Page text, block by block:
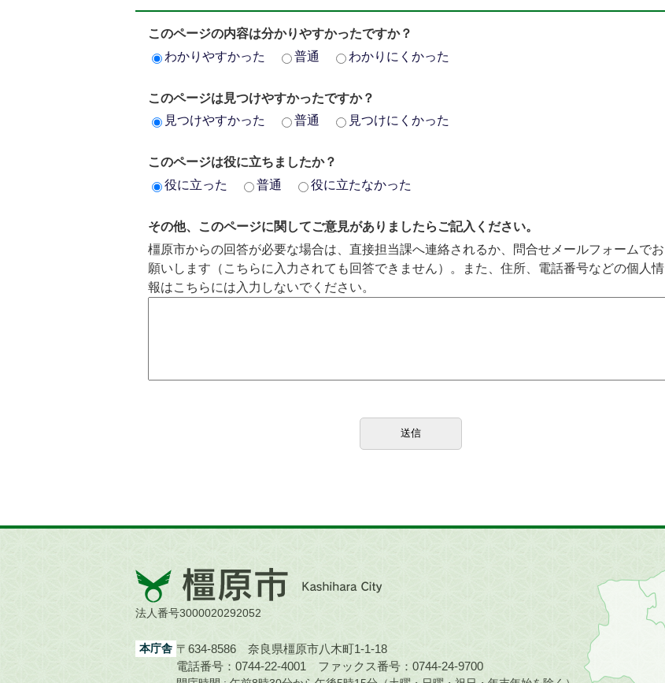
このページの内容は分かりやすかったですか？
わかりやすかった
普通 わかりにくかった
このページは見つけやすかったですか？
見つけやすかった
普通 見つけにくかった
このページは役に立ちましたか？
役に立った
普通 役に立たなかった
その他、このページに関してご意見がありましたらご記入ください。
橿原市からの回答が必要な場合は、直接担当課へ連絡されるか、問合せメールフォームでお
願いします（こちらに入力されても回答できません）。また、住所、電話番号などの個人情
報はこちらには入力しないでください。
橿
原
市
City
法人番号3000020292052
本庁舎 〒634-8586 奈良県橿原市八木町1-1-18
電話番号：0744-22-4001 ファックス番号：0744-24-9700
の
地
図。